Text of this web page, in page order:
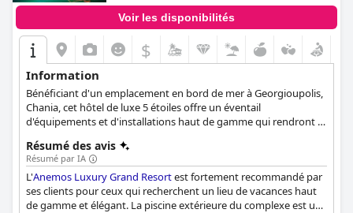
Voir les disponibilités
$
Information
Bénéficiant d'un emplacement en bord de mer à Georgioupolis,
Chania, cet hôtel de luxe 5 étoiles offre un éventail
d'équipements et d'installations haut de gamme qui rendront le
ses équipements, vous trouverez 4 piscines extérieures et une
intérieure, un spa rajeunissant, des chambres et des suites
élégamment aménagées, ainsi qu'une cuisine délicieuse.
Résumé des avis
Résumé par IA
L'Anemos Luxury Grand Resortest fortement recommandé par
ses clients pour ceux qui recherchent un lieu de vacances haut
de gamme et élégant. La piscine extérieure du complexe est une